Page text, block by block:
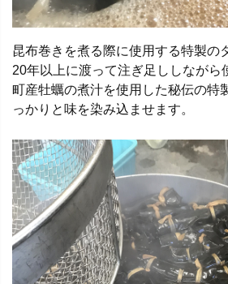
昆布巻きを煮る際に使用する特製の
20年以上に渡って注ぎ足ししながら
町産牡蠣の煮汁を使用した秘伝の特
っかりと味を染み込ませます。